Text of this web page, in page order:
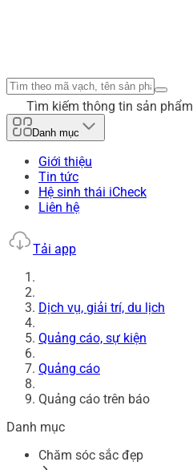
Tìm kiếm thông tin sản phẩm
Danh mục
Giới thiệu
Tin tức
Hệ sinh thái iCheck
Liên hệ
Tải app
Dịch vụ, giải trí, du lịch
Quảng cáo, sự kiện
Quảng cáo
Quảng cáo trên báo
Danh mục
Chăm sóc sắc đẹp